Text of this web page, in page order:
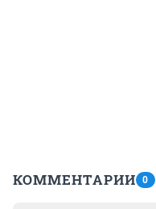
КОММЕНТАРИИ 0